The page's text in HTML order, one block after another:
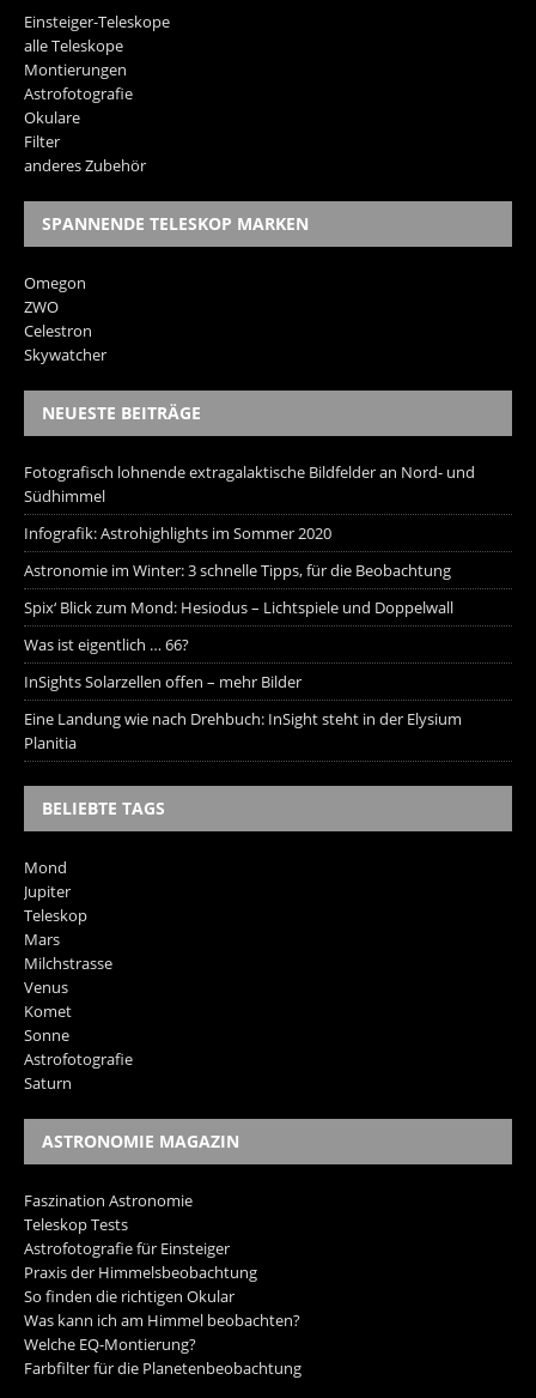
Einsteiger-Teleskope
alle Teleskope
Montierungen
Astrofotografie
Okulare
Filter
anderes Zubehör
SPANNENDE TELESKOP MARKEN
Omegon
ZWO
Celestron
Skywatcher
NEUESTE BEITRÄGE
Fotografisch lohnende extragalaktische Bildfelder an Nord- und
Südhimmel
Infografik: Astrohighlights im Sommer 2020
Astronomie im Winter: 3 schnelle Tipps, für die Beobachtung
Spix‘ Blick zum Mond: Hesiodus – Lichtspiele und Doppelwall
Was ist eigentlich … 66?
InSights Solarzellen offen – mehr Bilder
Eine Landung wie nach Drehbuch: InSight steht in der Elysium
Planitia
BELIEBTE TAGS
Mond
Jupiter
Teleskop
Mars
Milchstrasse
Venus
Komet
Sonne
Astrofotografie
Saturn
ASTRONOMIE MAGAZIN
Faszination Astronomie
Teleskop Tests
Astrofotografie für Einsteiger
Praxis der Himmelsbeobachtung
So finden die richtigen Okular
Was kann ich am Himmel beobachten?
Welche EQ-Montierung?
Farbfilter für die Planetenbeobachtung